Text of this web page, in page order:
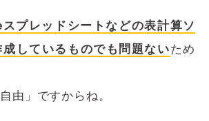
プレッドシートなどの表計算ソ
しているものでも問題ないため
由」ですからね。